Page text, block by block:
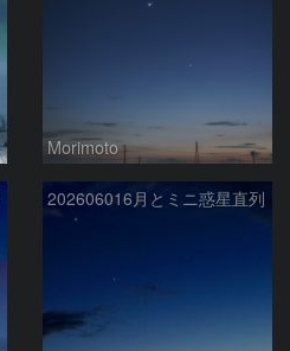
Morimoto
202606016月とミニ惑星直列